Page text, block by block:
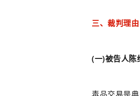
三、裁判理由
(一)被告人陈
毒品交易是